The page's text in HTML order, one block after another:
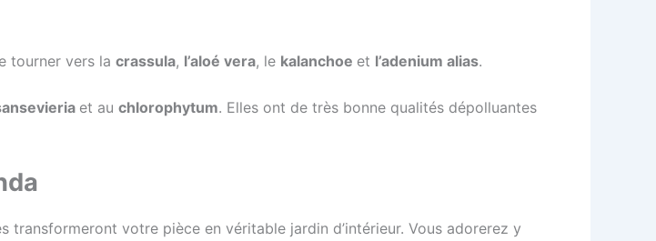
tourner vers la crassula, l’aloé vera, le kalanchoe et l’adenium alias.
et au chlorophytum. Elles ont de très bonne qualités dépolluantes
transformeront votre pièce en véritable jardin d’intérieur. Vous adorerez y